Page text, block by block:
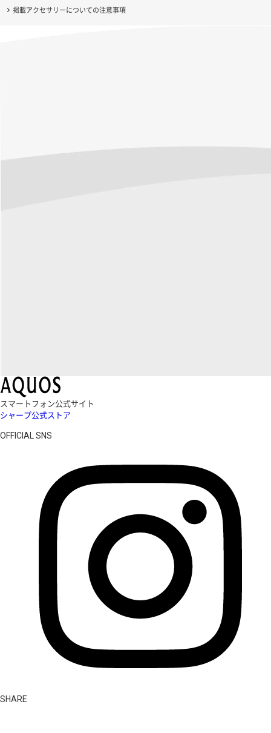
掲載アクセサリーについての注意事項
スマートフォン公式サイト
シャープ公式ストア
OFFICIAL SNS
SHARE